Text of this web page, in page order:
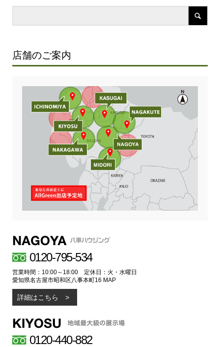
店舗のご案内
0120-795-534
営業時間：10:00～18:00 定休日：火・水曜日
愛知県名古屋市昭和区八事本町16 MAP
詳細はこちら
0120-440-882